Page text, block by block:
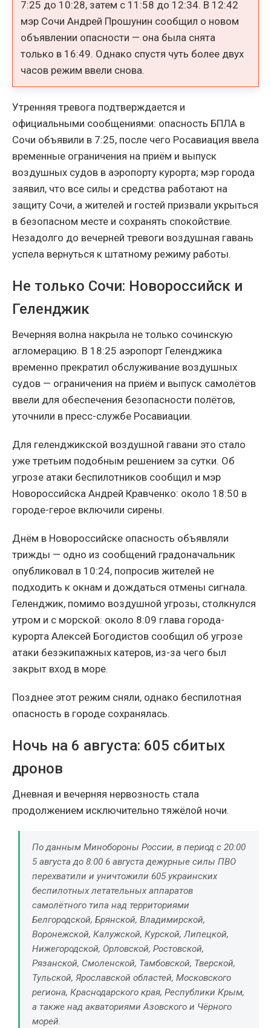
7:25 до 10:28, затем с 11:58 до 12:34. В 12:42
мэр Сочи Андрей Прошунин сообщил о новом
объявлении опасности — она была снята
только в 16:49. Однако спустя чуть более двух
часов режим ввели снова.
Утренняя тревога подтверждается и
официальными сообщениями: опасность БПЛА в
Сочи объявили в 7:25, после чего Росавиация ввела
временные ограничения на приём и выпуск
воздушных судов в аэропорту курорта; мэр города
заявил, что все силы и средства работают на
защиту Сочи, а жителей и гостей призвали укрыться
в безопасном месте и сохранять спокойствие.
Незадолго до вечерней тревоги воздушная гавань
успела вернуться к штатному режиму работы.
Не только Сочи: Новороссийск и
Геленджик
Вечерняя волна накрыла не только сочинскую
агломерацию. В 18:25 аэропорт Геленджика
временно прекратил обслуживание воздушных
судов — ограничения на приём и выпуск самолётов
ввели для обеспечения безопасности полётов,
уточнили в пресс-службе Росавиации.
Для геленджикской воздушной гавани это стало
уже третьим подобным решением за сутки. Об
угрозе атаки беспилотников сообщил и мэр
Новороссийска Андрей Кравченко: около 18:50 в
городе-герое включили сирены.
Днём в Новороссийске опасность объявляли
трижды — одно из сообщений градоначальник
опубликовал в 10:24, попросив жителей не
подходить к окнам и дождаться отмены сигнала.
Геленджик, помимо воздушной угрозы, столкнулся
утром и с морской: около 8:09 глава города-
курорта Алексей Богодистов сообщил об угрозе
атаки безэкипажных катеров, из-за чего был
закрыт вход в море.
Позднее этот режим сняли, однако беспилотная
опасность в городе сохранялась.
Ночь на 6 августа: 605 сбитых
дронов
Дневная и вечерняя нервозность стала
продолжением исключительно тяжёлой ночи.
По данным Минобороны России, в период с 20:00
5 августа до 8:00 6 августа дежурные силы ПВО
перехватили и уничтожили 605 украинских
беспилотных летательных аппаратов
самолётного типа над территориями
Белгородской, Брянской, Владимирской,
Воронежской, Калужской, Курской, Липецкой,
Нижегородской, Орловской, Ростовской,
Рязанской, Смоленской, Тамбовской, Тверской,
Тульской, Ярославской областей, Московского
региона, Краснодарского края, Республики Крым,
а также над акваториями Азовского и Чёрного
морей.